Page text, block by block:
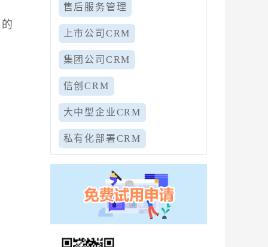
售后服务管理
上市公司CRM
集团公司CRM
信创CRM
大中型企业CRM
私有化部署CRM